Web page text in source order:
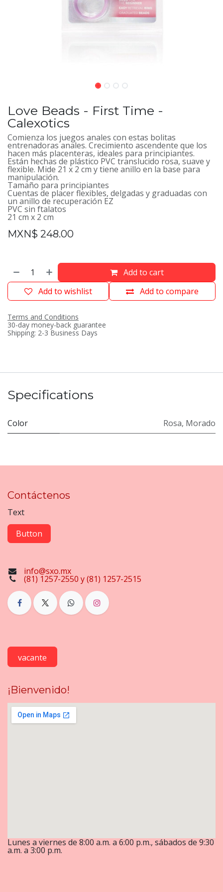
Love Beads - First Time -
Calexotics
Comienza los juegos anales con estas bolitas
entrenadoras anales. Crecimiento ascendente que los
hacen más placenteras, ideales para principiantes.
Están hechas de plástico PVC translucido rosa, suave y
flexible. Mide 21 x 2 cm y tiene anillo en la base para
manipulación.
Tamaño para principiantes
Cuentas de placer flexibles, delgadas y graduadas con
un anillo de recuperación EZ
PVC sin ftalatos
21 cm x 2 cm
MXN$ 248.00
Add to cart
Add to compare
Add to wishlist
Terms and Conditions
30-day money-back guarantee
Shipping: 2-3 Business Days
Specifications
Color Rosa, Morado
Contáctenos
Text
Button
info@sxo.mx
(81) 1257-2550 y (81) 1257-2515
vacante
¡Bienvenido!
Lunes a viernes de 8:00 a.m. a 6:00 p.m., sábados de 9:30
a.m. a 3:00 p.m.